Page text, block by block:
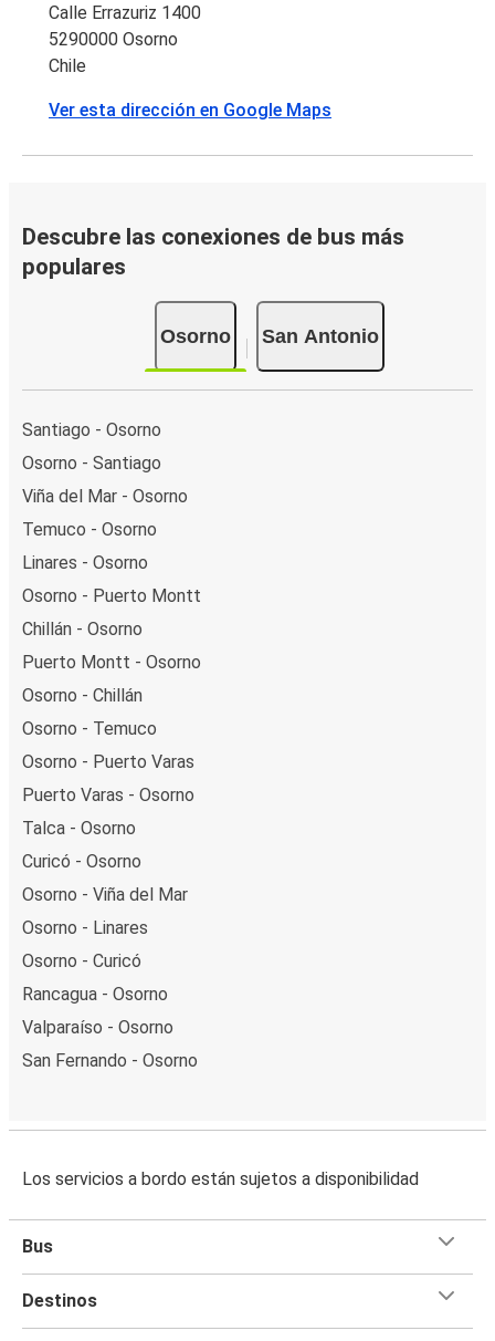
Calle Errazuriz 1400
5290000 Osorno
Chile
Ver esta dirección en Google Maps
Descubre las conexiones de bus más
populares
Osorno San Antonio
Santiago - Osorno
Osorno - Santiago
Viña del Mar - Osorno
Temuco - Osorno
Linares - Osorno
Osorno - Puerto Montt
Chillán - Osorno
Puerto Montt - Osorno
Osorno - Chillán
Osorno - Temuco
Osorno - Puerto Varas
Puerto Varas - Osorno
Talca - Osorno
Curicó - Osorno
Osorno - Viña del Mar
Osorno - Linares
Osorno - Curicó
Rancagua - Osorno
Valparaíso - Osorno
San Fernando - Osorno
Los servicios a bordo están sujetos a disponibilidad
Bus
Destinos